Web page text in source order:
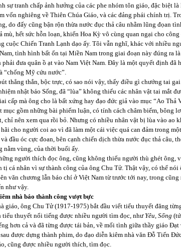
sự tranh chấp ảnh hưởng của các phe nhóm tôn giáo, đặc biệt
vốn nghiêng về Thiên Chúa Giáo, và các đảng phái chính trị.
do đấy cũng bận rộn thừa nước đục thả câu nhằm lũng đọan
mù, hết sức hỗn loạn, khiến Hoa Kỳ vô cùng quan ngại cho
cuộc Chiến Tranh Lạnh dạo ấy. Tôi vẫn nghĩ, khác với nhiều
tình hình bất ổn tại Miền Nam trong giai đoạn này đúng ra
đưa quân ồ ạt vào Nam Việt Nam. Đây là một quyết định đã
“chống Mỹ cứu nước”.
thẳng thắn, bộc trực, có sao nói vậy, thấy điều gì chướng tai
nhật báo Sống, đã “lùa” không thiếu các nhân vật tai mắt
cấp mà ông cho là bất xứng hay đạo đức giả vào mục “Ao
mục gồm những bài phiếm luận, có tính cách châm biếm, bông
chỉ nên xem qua rồi bỏ. Nhưng có nhiều nhân vật bị lùa vào ao
cho người coi ao vì đã làm một cái việc quá can đảm trong
đầu óc cực đoan, bên cạnh chiến dịch thừa nước đục thả câu,
nằm vùng, của thời buổi ấy.
người thích đọc ông, cũng không thiếu người thù ghét
tị cá nhân vì sự thành công của ông Chu Tử. Thật vậy, có thể
văn chương lẫn báo chí ở Việt Nam từ trước tới nay, trong
như vậy.
nhà báo thành công vượt bực
giáo, ông Chu Tử (1917-1975) bắt đầu viết tiểu thuyết đăng
tiểu thuyết nổi tiếng được nhiều người tìm đọc, nhưYêu, Sống
hơn cả và đã từng được tái bản, về mối tình giữa thầy giáo
sau được dựng thành phim, do đạo diễn kiêm nhà văn Đỗ Tiến
cũng được nhiều người thích, tìm đọc.